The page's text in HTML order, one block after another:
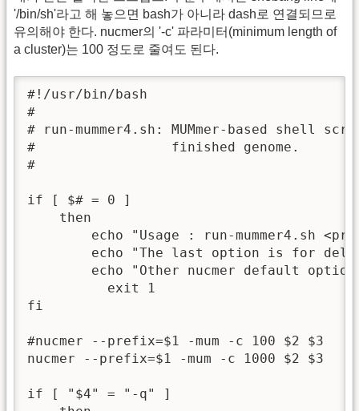
'/bin/sh'라고 해 놓으면 bash가 아니라 dash로 연결되므로
유의해야 한다. nucmer의 '-c' 파라미터(minimum length of
a cluster)는 100 정도로 줄여도 된다.
#!/usr/bin/bash
#
# run-mummer4.sh: MUMmer-based shell
#                 finished genome.
#
if [ $# = 0 ]
    then
echo "Usage : run-mummer4.sh
echo "The last option is for
echo "Other nucmer default
          exit 1
fi
#nucmer --prefix=$1 -mum -c 100 $2 $3
nucmer --prefix=$1 -mum -c 1000 $2 $3
if [ "$4" = "-q" ]